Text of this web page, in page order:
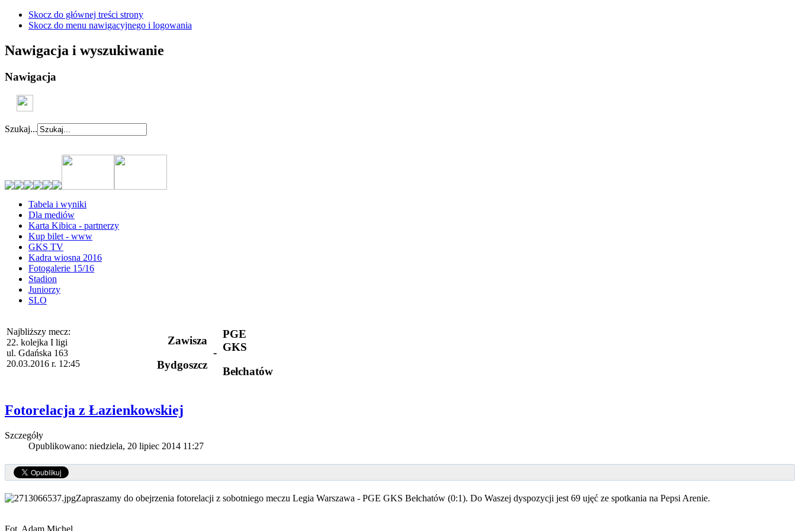
Skocz do głównej treści strony
Skocz do menu nawigacyjnego i logowania
Nawigacja i wyszukiwanie
Nawigacja
Szukaj...
Tabela i wyniki
Dla mediów
Karta Kibica - partnerzy
Kup bilet - www
GKS TV
Kadra wiosna 2016
Fotogalerie 15/16
Stadion
Juniorzy
SLO
Najbliższy mecz:
22. kolejka I ligi
ul. Gdańska 163
20.03.2016 r. 12:45
Zawisza
Bydgoszcz
-
PGE
GKS
Bełchatów
Fotorelacja z Łazienkowskiej
Szczegóły
Opublikowano: niedziela, 20 lipiec 2014 11:27
Zapraszamy do obejrzenia fotorelacji z sobotniego meczu Legia Warszawa - PGE GKS Bełchatów (0:1). Do Waszej dyspozycji jest 69 ujęć ze spotkania na Pepsi Arenie.